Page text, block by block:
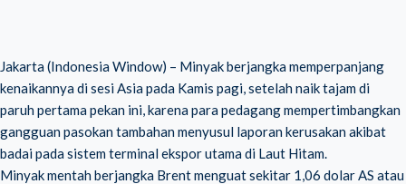
Jakarta (Indonesia Window) – Minyak berjangka memperpanjang
kenaikannya di sesi Asia pada Kamis pagi, setelah naik tajam di
paruh pertama pekan ini, karena para pedagang mempertimbangkan
gangguan pasokan tambahan menyusul laporan kerusakan akibat
badai pada sistem terminal ekspor utama di Laut Hitam.
Minyak mentah berjangka Brent menguat sekitar 1,06 dolar AS atau